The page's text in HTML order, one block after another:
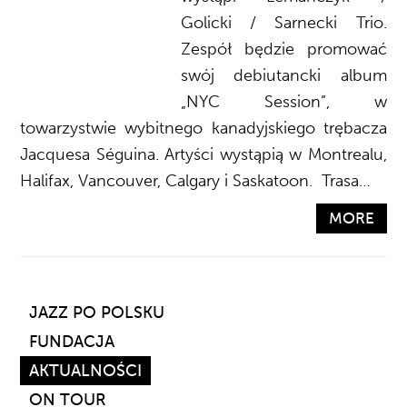
Golicki / Sarnecki Trio.
Zespół będzie promować
swój debiutancki album
„NYC Session”, w
towarzystwie wybitnego kanadyjskiego trębacza
Jacquesa Séguina. Artyści wystąpią w Montrealu,
Halifax, Vancouver, Calgary i Saskatoon. Trasa…
MORE
JAZZ PO POLSKU
FUNDACJA
AKTUALNOŚCI
ON TOUR